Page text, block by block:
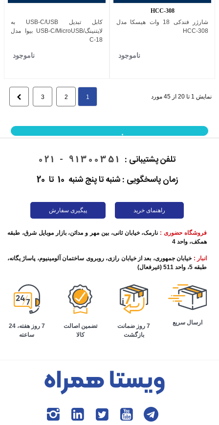
HCC-308
شارژر فندکی 18 وات هیسکا مدل
HCC-308
ناموجود
کابل تبدیل USB-C/USB به
لایتنینگ/USB-C/MicroUSB بیوا مدل
C-18
ناموجود
نمایش 1 تا 20 از 45 مورد 1
2
3
نمایش بیشتر
تلفن پشتیبانی : 91300351 - 021
زمان پاسخگویی : شنبه تا پنج شنبه 10 تا 20
راهنمای خرید پیگیری سفارش
فروشگاه حضوری : نارمک، خیابان ثانی، بین مهر و مدائن، بازار موبایل شرق، طبقه
همکف، واحد 4
انبار : خیابان جمهوری، بعد از خیابان رازی، روبروی ساختمان آلومینیوم، پاساژ یگانه،
طبقه 5، واحد 511 (غیرفعال)
ارسال سریع
7 روز ضمانت
بازگشت
تضمین اصالت
کالا
7 روز هفته، 24
ساعته